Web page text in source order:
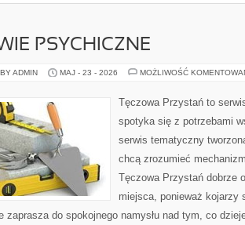
PSYCHICZNE
ADMIN MAJ - 23 - 2026 MOŻLIWOŚĆ
Tęczowa Przystań to
spotyka się z potrzebami
serwis tematyczny
chcą zrozumieć
Tęczowa Przystań dobrze
miejsca, ponieważ kojarzy
zaprasza do spokojnego namysłu nad tym, co